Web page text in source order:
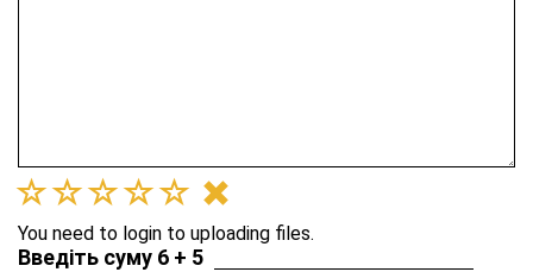
You need to login to uploading files.
Введіть суму 6 + 5